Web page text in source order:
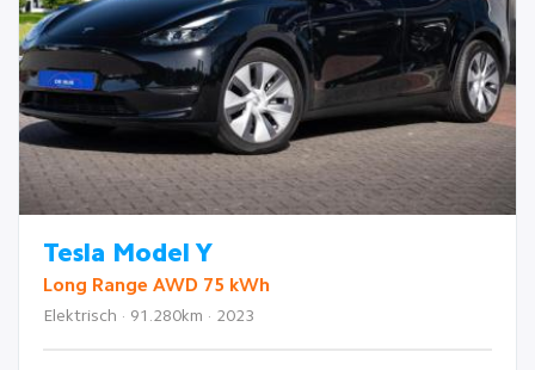
Tesla Model Y
Long Range AWD 75 kWh
Elektrisch · 91.280km · 2023